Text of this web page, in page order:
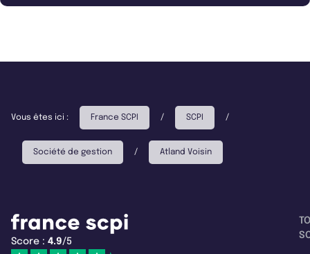
Vous êtes ici : France SCPI / SCPI /
Société de gestion / Atland Voisin
Score : 4.9/5